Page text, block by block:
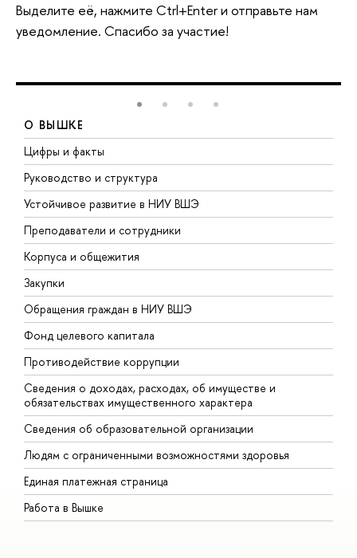
Выделите её, нажмите Ctrl+Enter и отправьте нам
уведомление. Спасибо за участие!
О ВЫШКЕ
Цифры и факты
Руководство и структура
Устойчивое развитие в НИУ ВШЭ
Преподаватели и сотрудники
Корпуса и общежития
Закупки
Обращения граждан в НИУ ВШЭ
Фонд целевого капитала
Противодействие коррупции
Сведения о доходах, расходах, об имуществе и
обязательствах имущественного характера
Сведения об образовательной организации
Людям с ограниченными возможностями здоровья
Единая платежная страница
Работа в Вышке